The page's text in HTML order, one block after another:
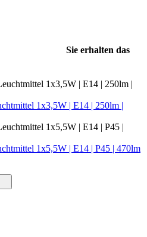
Sie erhalten das
1x3,5W | E14 | 250lm |
1x5,5W | E14 | P45 | 470lm